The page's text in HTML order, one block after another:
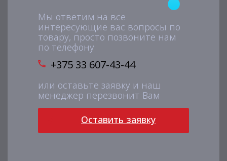
Мы ответим на все
интересующие вас вопросы по
товару, просто позвоните нам
по телефону
+375 33 607-43-44
или оставьте заявку и наш
менеджер перезвонит Вам
Оставить заявку